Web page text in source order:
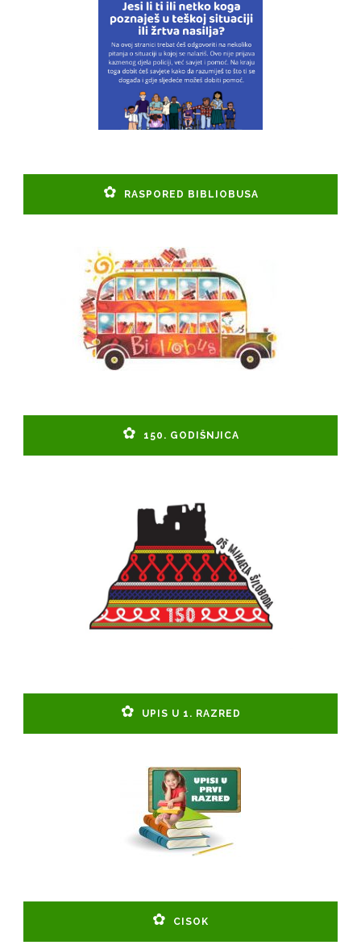
RASPORED BIBLIOBUSA
150. GODIŠNJICA
UPIS U 1. RAZRED
CISOK